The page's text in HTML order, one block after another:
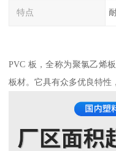
特点
PVC 板，全称为聚氯乙烯
板材。它具有众多优良特性